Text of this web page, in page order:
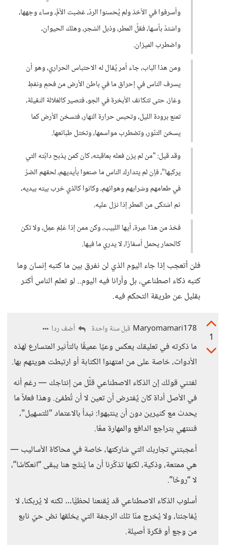
وأسرفوا في الأخذ ولم يُحسنوا الردّ، غضبت الأمُّ، وساء وجهها،
واشتدّ بأسها، فقلّ المطر، وذبل الشجر، وهلك الحيوان،
واضطرب الميزان.
ومن هذا الباب، جاء أمر يُقال له الاحتباس الحراري، وهو أن
يسرف الناس في إحراق ما في باطن الأرض من فحمٍ ونفطٍ
وغاز، حتى تتكاثف الأبخرة في الجو، فتصير كالغلالة الثقيلة،
تمنع برودة الليل، وتحبس حرارة النهار، فتسخن الأرض كما
يسخن التنّور، وتضطرب مواسمها، وتختل طبائعها.
وقد قيل: "من لم يزن فعله بعاقبته، كان كمن يذبح دابّته التي
يركبها"، فإن لم يتدارك الناس ما صنعوا بأيديهم، لحقهم الضرّ
في طعامهم وشرابهم وهوائهم، وكانوا كالذي خرب بيته بيديه،
ثم اشتكى من المطر إذا نزل عليه.
فخذ من هذا عبرة، أيها اللبيب، وكن ممن إذا عَلِمَ عمِل، ولا تكن
كالحمار يحمل أسفارًا، لا يدري ما فيها.
فلن أتعجب إذا جاء اليوم الذي لن نفرق بين ما كتبه إنسان وما
كتبه ذكاء اصطناعي، بل وأرانا فيه اليوم.. لو تعلم الناس أكثر
بقليل عن طريقة التحكم فيه.
1
Maryomamari178 قبل سنة واحدة أضف ردا
ما ذكرته في تعليقك يعكس وعيًا عميقًا بالتأثير المتسارع لهذه
الأدوات، خاصة على من امتهنوا الكتابة أو ارتبطت هويتهم بها.
لفتني قولك إن الذكاء الاصطناعي قلّل من إنتاجك — رغم أنه
في الأصل أداة كان يُفترض أن تعين لا أن تُطفئ. وهذا فعلاً ما
يحدث مع كثيرين دون أن ينتبهوا: نبدأ بالاعتماد "للتسهيل"،
فننتهي بتراجع الدافع والمهارة معًا.
أعجبتني تجاربك التي شاركتها، خاصة في محاكاة الأساليب —
هي ممتعة، وذكية، لكنها تذكّرنا أن ما يُنتَج هنا يبقى “انعكاسًا”،
لا “روحًا”.
أسلوب الذكاء الاصطناعي قد يُقنعنا لحظيًّا… لكنه لا يُربكنا، لا
يُفاجئنا، ولا يُخرج منّا تلك الرجفة التي يخلقها نصٌ حيّ نابع
من وجع أو فكرة أصيلة.